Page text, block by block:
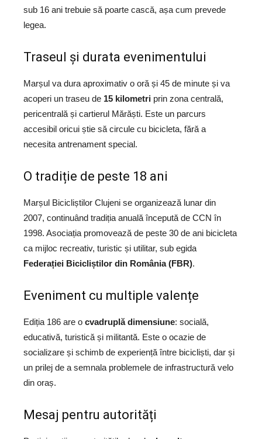
sub 16 ani trebuie să poarte cască, așa cum prevede
legea.
Traseul și durata evenimentului
Marșul va dura aproximativ o oră și 45 de minute și va
acoperi un traseu de 15 kilometri prin zona centrală,
pericentrală și cartierul Mărăști. Este un parcurs
accesibil oricui știe să circule cu bicicleta, fără a
necesita antrenament special.
O tradiție de peste 18 ani
Marșul Bicicliștilor Clujeni se organizează lunar din
2007, continuând tradiția anuală începută de CCN în
1998. Asociația promovează de peste 30 de ani bicicleta
ca mijloc recreativ, turistic și utilitar, sub egida
Federației Bicicliștilor din România (FBR).
Eveniment cu multiple valențe
Ediția 186 are o cvadruplă dimensiune: socială,
educativă, turistică și militantă. Este o ocazie de
socializare și schimb de experiență între bicicliști, dar și
un prilej de a semnala problemele de infrastructură velo
din oraș.
Mesaj pentru autorități